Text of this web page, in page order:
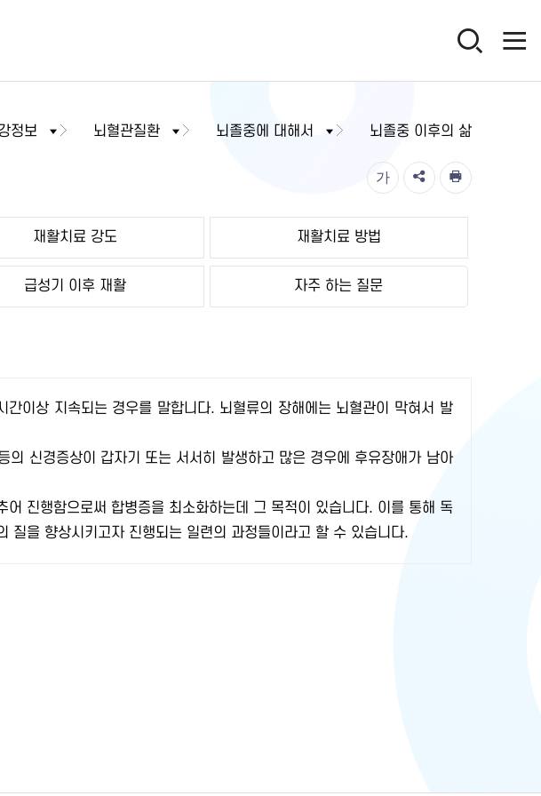
정보 뇌혈관질환 뇌졸중에 대해서 뇌졸중 이후의 삶
가
재활치료 강도 재활치료 방법
급성기 이후 재활 자주 하는 질문
이상 지속되는 경우를 말합니다. 뇌혈류의 장해에는 뇌혈관이 막혀서 발
신경증상이 갑자기 또는 서서히 발생하고 많은 경우에 후유장애가 남아
진행함으로써 합병증을 최소화하는데 그 목적이 있습니다. 이를 통해 독
질을 향상시키고자 진행되는 일련의 과정들이라고 할 수 있습니다.